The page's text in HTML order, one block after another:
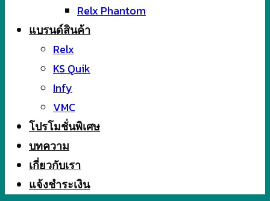
Relx Phantom
แบรนด์สินค้า
Relx
KS Quik
Infy
VMC
โปรโมชั่นพิเศษ
บทความ
เกี่ยวกับเรา
แจ้งชำระเงิน